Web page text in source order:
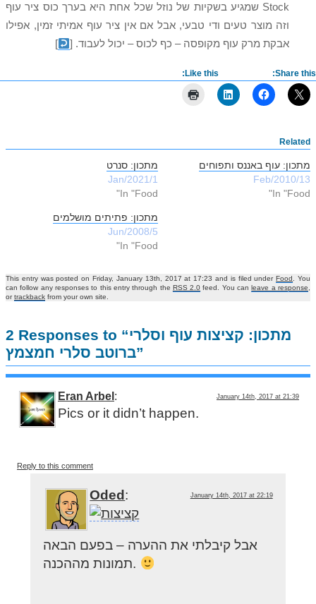
Stock שמגיע בשקיות של נוזל שכל אחת היא בערך כוס ציר עוף
וזה מוצר טעים ודי טבעי, אבל אם אין ציר עוף אמיתי זמין, אפילו
אבקת מרק עוף מקופסה – כף לכוס – יכול לעבוד. [
]
Share this:
Like this:
Related
מתכון: סנרט
1/Jan/2021
In "Food"
מתכון: עוף באננס ותפוחים
13/Feb/2010
In "Food"
מתכון: פתיתים מושלמים
5/Jun/2008
In "Food"
This entry was posted on Friday, January 13th, 2017 at 17:23 and is filed underFood
. You
can follow any responses to this entry through the RSS 2.0 feed. You canleave a response
ortrackback from your own site.
2 Responses to “מתכון: קציצות עוף וסלרי
ברוטב סלרי חמצמץ”
January 14th, 2017 at 21:39
Eran Arbel :
Pics or it didn’t happen.
Reply to this comment
January 14th, 2017 at 22:19
Oded :
אבל קיבלתי את ההערה – בפעם הבאה
תמונות מההכנה.